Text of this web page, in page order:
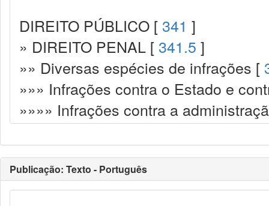
DIREITO PÚBLICO [ 341 ]
» DIREITO PENAL [ 341.5 ]
»» Diversas espécies de infrações [
»»» Infrações contra o Estado e
»»»» Infrações contra a
Publicação: Texto - Português